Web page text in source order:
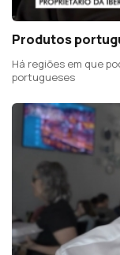
Produtos
Há regiões em que
portugueses